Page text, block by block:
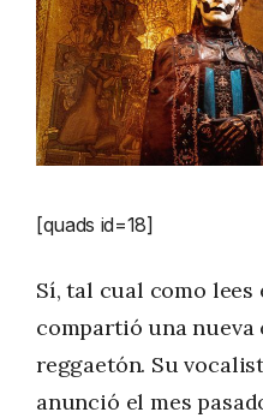
[quads id=18]
Sí, tal cual como
compartió una
reggaetón. Su
anunció el mes